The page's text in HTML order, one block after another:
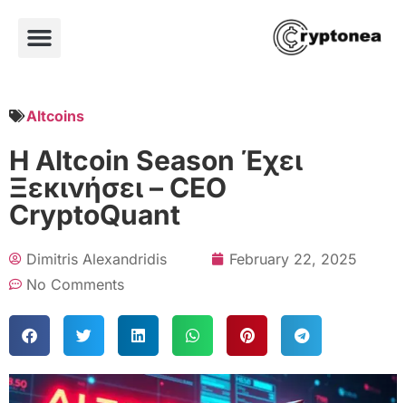
Altcoins
Η Altcoin Season Έχει
Ξεκινήσει – CEO
CryptoQuant
Dimitris Alexandridis
February 22, 2025
No Comments